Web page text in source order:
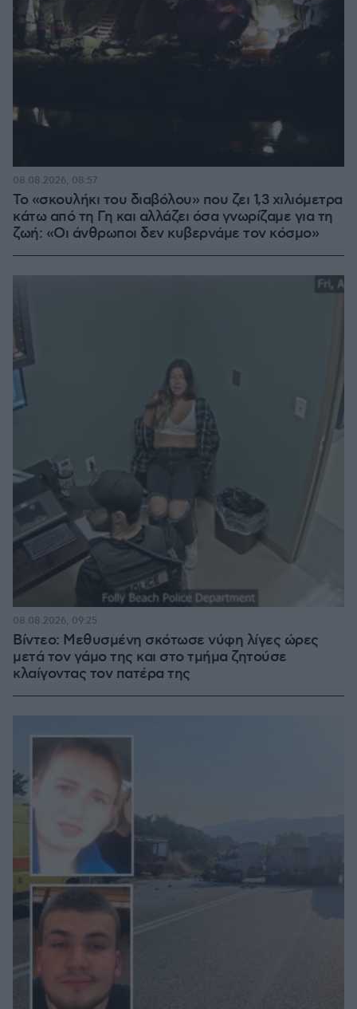
Το «σκουλήκι του διαβόλου» που ζει 1,3 χιλιόμετρα
κάτω από τη Γη και αλλάζει όσα γνωρίζαμε για τη
ζωή: «Οι άνθρωποι δεν κυβερνάμε τον κόσμο»
08.08.2026, 08:57
Βίντεο: Μεθυσμένη σκότωσε νύφη λίγες ώρες
μετά τον γάμο της και στο τμήμα ζητούσε
κλαίγοντας τον πατέρα της
08.08.2026, 09:25